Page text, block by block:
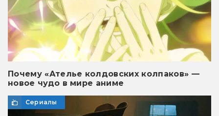
Почему «Ателье колдовских колпаков» —
новое чудо в мире аниме
Сериалы